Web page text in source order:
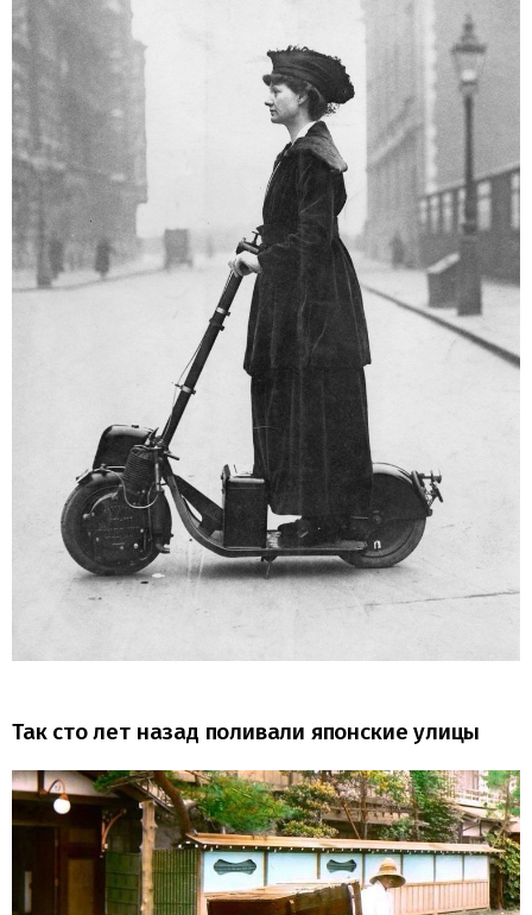
Так сто лет назад поливали японские улицы